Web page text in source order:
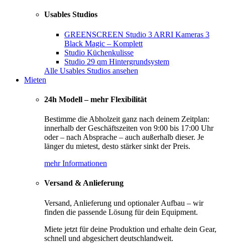
Usables Studios
GREENSCREEN Studio 3 ARRI Kameras 3
Black Magic – Komplett
Studio Küchenkulisse
Studio 29 qm Hintergrundsystem
Alle Usables Studios ansehen
Mieten
24h Modell – mehr Flexibilität
Bestimme die Abholzeit ganz nach deinem Zeitplan:
innerhalb der Geschäftszeiten von 9:00 bis 17:00 Uhr
oder – nach Absprache – auch außerhalb dieser. Je
länger du mietest, desto stärker sinkt der Preis.
mehr Informationen
Versand & Anlieferung
Versand, Anlieferung und optionaler Aufbau – wir
finden die passende Lösung für dein Equipment.
Miete jetzt für deine Produktion und erhalte dein Gear,
schnell und abgesichert deutschlandweit.